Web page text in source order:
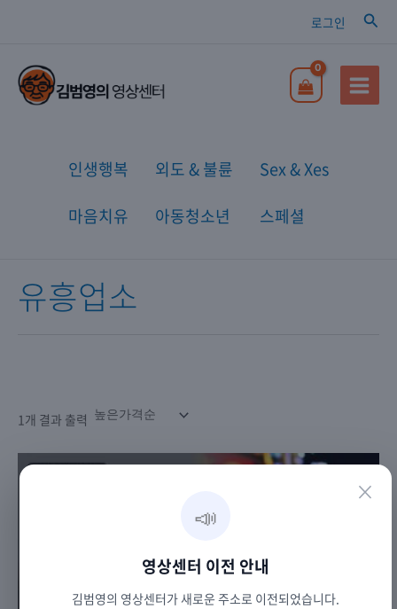
로그인 검색
Menu
인생행복 외도 & 불륜
Sex & Xes
마음치유
아동청소년 스페셜
유흥업소
1개 결과 출력
×
📣
영상센터 이전 안내
김범영의 영상센터가 새로운 주소로 이전되었습니다.